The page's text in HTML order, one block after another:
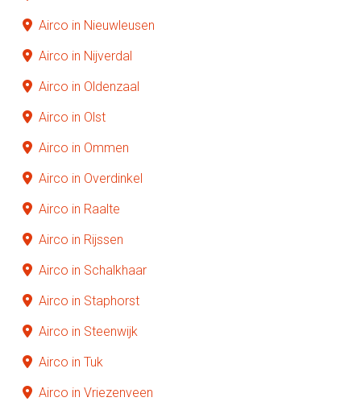
Airco in Nieuwleusen
Airco in Nijverdal
Airco in Oldenzaal
Airco in Olst
Airco in Ommen
Airco in Overdinkel
Airco in Raalte
Airco in Rijssen
Airco in Schalkhaar
Airco in Staphorst
Airco in Steenwijk
Airco in Tuk
Airco in Vriezenveen